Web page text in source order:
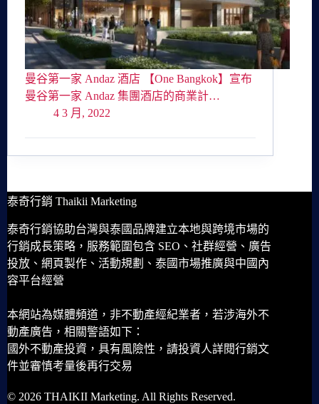
曼谷第一家 Andaz 酒店 【One Bangkok】宣布
曼谷第一家 Andaz 集團酒店的商業計…
4 3 月, 2022
泰奇行銷 Thaikii Marketing
泰奇行銷協助台灣與泰國品牌建立本地與跨境市場的
行銷成長策略，服務範圍包含 SEO、社群經營、廣告
投放、網頁製作、活動規劃、泰國市場推廣與中國內
容平台經營
本網站為媒體頻道，非不動產經紀業者，若涉海外不
動產廣告，相關警語如下：
國外不動產投資，具有風險性，請投資人詳閱行銷文
件並審慎考量後再行交易
© 2026 THAIKII Marketing. All Rights Reserved.